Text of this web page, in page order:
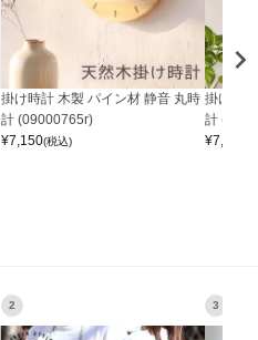
掛け時計 木製 パイン材 静音 丸時
計 (09000765r)
¥7,150(税込)
掛け時
計
¥7,150
2 3